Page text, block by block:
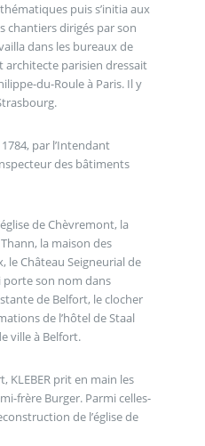
puis s’initia aux
chantiers dirigés par son
dans les bureaux de
architecte parisien dressait
du-Roule à Paris. Il y
par l’Intendant
des bâtiments
de Chèvremont, la
la maison des
le Château Seigneurial de
porte son nom dans
de Belfort, le clocher
de l’hôtel de Staal
ville à Belfort.
KLEBER prit en main les
frère Burger. Parmi celles-
de l’église de